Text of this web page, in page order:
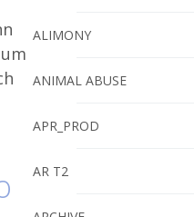
ALIMONY
ANIMAL ABUSE
APR_PROD
AR T2